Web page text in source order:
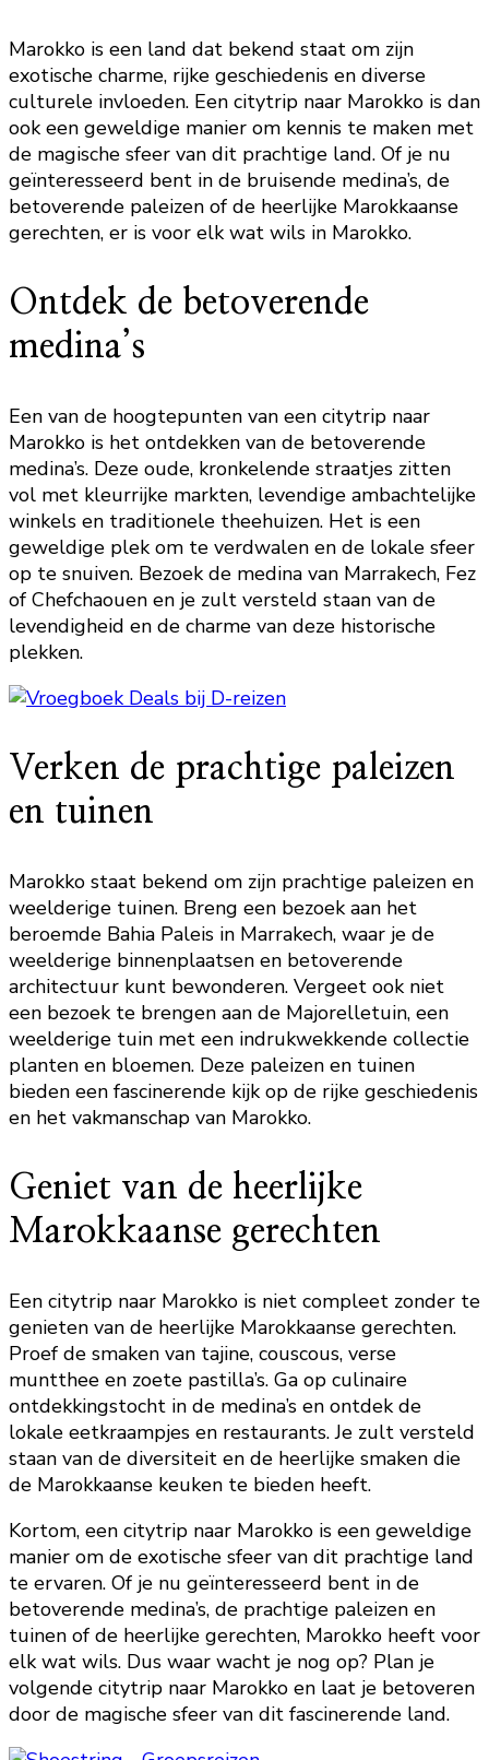
Marokko is een land dat bekend staat om zijn
exotische charme, rijke geschiedenis en diverse
culturele invloeden. Een citytrip naar Marokko is dan
ook een geweldige manier om kennis te maken met
de magische sfeer van dit prachtige land. Of je nu
geïnteresseerd bent in de bruisende medina’s, de
betoverende paleizen of de heerlijke Marokkaanse
gerechten, er is voor elk wat wils in Marokko.
Ontdek de betoverende
medina’s
Een van de hoogtepunten van een citytrip naar
Marokko is het ontdekken van de betoverende
medina’s. Deze oude, kronkelende straatjes zitten
vol met kleurrijke markten, levendige ambachtelijke
winkels en traditionele theehuizen. Het is een
geweldige plek om te verdwalen en de lokale sfeer
op te snuiven. Bezoek de medina van Marrakech, Fez
of Chefchaouen en je zult versteld staan van de
levendigheid en de charme van deze historische
plekken.
Verken de prachtige paleizen
en tuinen
Marokko staat bekend om zijn prachtige paleizen en
weelderige tuinen. Breng een bezoek aan het
beroemde Bahia Paleis in Marrakech, waar je de
weelderige binnenplaatsen en betoverende
architectuur kunt bewonderen. Vergeet ook niet
een bezoek te brengen aan de Majorelletuin, een
weelderige tuin met een indrukwekkende collectie
planten en bloemen. Deze paleizen en tuinen
bieden een fascinerende kijk op de rijke geschiedenis
en het vakmanschap van Marokko.
Geniet van de heerlijke
Marokkaanse gerechten
Een citytrip naar Marokko is niet compleet zonder te
genieten van de heerlijke Marokkaanse gerechten.
Proef de smaken van tajine, couscous, verse
muntthee en zoete pastilla’s. Ga op culinaire
ontdekkingstocht in de medina’s en ontdek de
lokale eetkraampjes en restaurants. Je zult versteld
staan van de diversiteit en de heerlijke smaken die
de Marokkaanse keuken te bieden heeft.
Kortom, een citytrip naar Marokko is een geweldige
manier om de exotische sfeer van dit prachtige land
te ervaren. Of je nu geïnteresseerd bent in de
betoverende medina’s, de prachtige paleizen en
tuinen of de heerlijke gerechten, Marokko heeft voor
elk wat wils. Dus waar wacht je nog op? Plan je
volgende citytrip naar Marokko en laat je betoveren
door de magische sfeer van dit fascinerende land.